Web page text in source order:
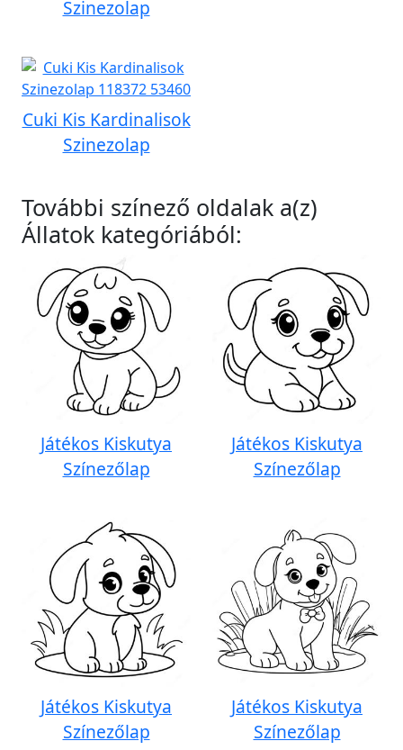
Szinezolap
Cuki Kis Kardinalisok
Szinezolap
További színező oldalak a(z)
Állatok kategóriából:
Játékos Kiskutya
Színezőlap
Játékos Kiskutya
Színezőlap
Játékos Kiskutya
Színezőlap
Játékos Kiskutya
Színezőlap